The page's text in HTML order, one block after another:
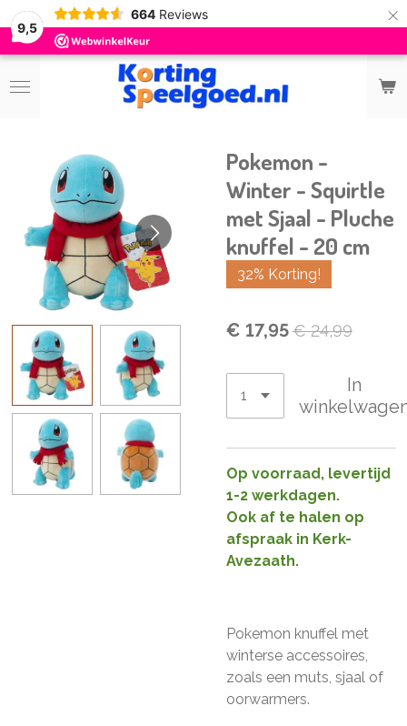
9,5
664 Reviews ×
Pokemon -
Winter - Squirtle
met Sjaal - Pluche
knuffel - 20 cm
32% Korting!
€ 17,95€ 24,99
In
Op voorraad, levertijd
1-2 werkdagen.
Ook af te halen op
afspraak in Kerk-
Avezaath.
Pokemon knuffel met
winterse accessoires,
zoals een muts, sjaal of
oorwarmers.